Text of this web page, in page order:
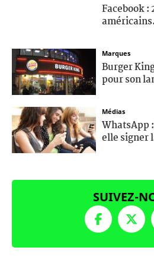
Facebook :
Marques
Burger
pour son
Médias
elle signer
SUIVEZ-